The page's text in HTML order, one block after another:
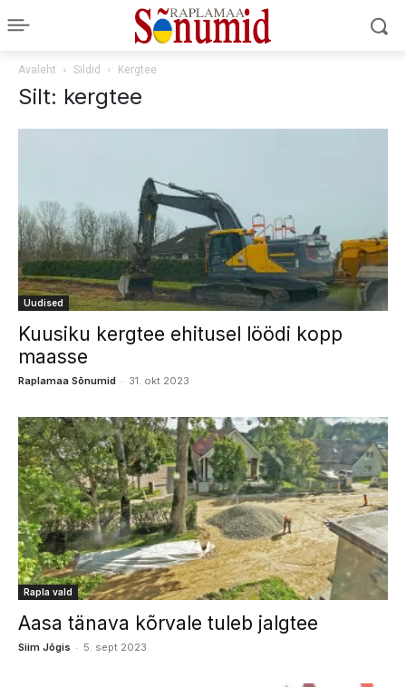
Avaleht Sildid Kergtee
Silt: kergtee
Uudised
Kuusiku kergtee ehitusel löödi kopp
maasse
Raplamaa Sõnumid - 31. okt 2023
Rapla vald
Aasa tänava kõrvale tuleb jalgtee
Siim Jõgis - 5. sept 2023